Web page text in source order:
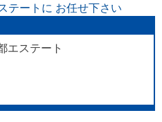
テートに お任せ下さい
エステート